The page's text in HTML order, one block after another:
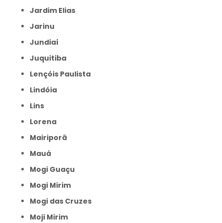
Jardim Elias
Jarinu
Jundiaí
Juquitiba
Lençóis Paulista
Lindóia
Lins
Lorena
Mairiporã
Mauá
Mogi Guaçu
Mogi Mirim
Mogi das Cruzes
Moji Mirim